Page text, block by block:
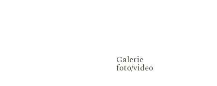
Galerie
foto/video